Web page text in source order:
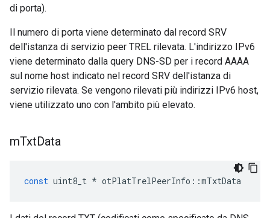
di porta).
Il numero di porta viene determinato dal record SRV
dell'istanza di servizio peer TREL rilevata. L'indirizzo IPv6
viene determinato dalla query DNS-SD per i record AAAA
sul nome host indicato nel record SRV dell'istanza di
servizio rilevata. Se vengono rilevati più indirizzi IPv6 host,
viene utilizzato uno con l'ambito più elevato.
mTxtData
const uint8_t * otPlatTrelPeerInfo ::mTxtData